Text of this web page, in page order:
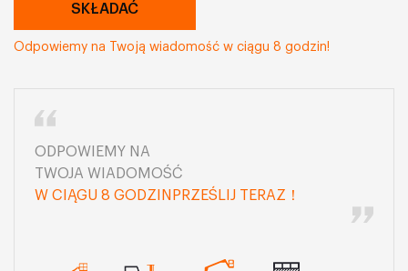
Odpowiemy na Twoją wiadomość w ciągu 8 godzin!
ODPOWIEMY NA
TWOJA WIADOMOŚĆ
W CIĄGU 8 GODZINPRZEŚLIJ TERAZ！